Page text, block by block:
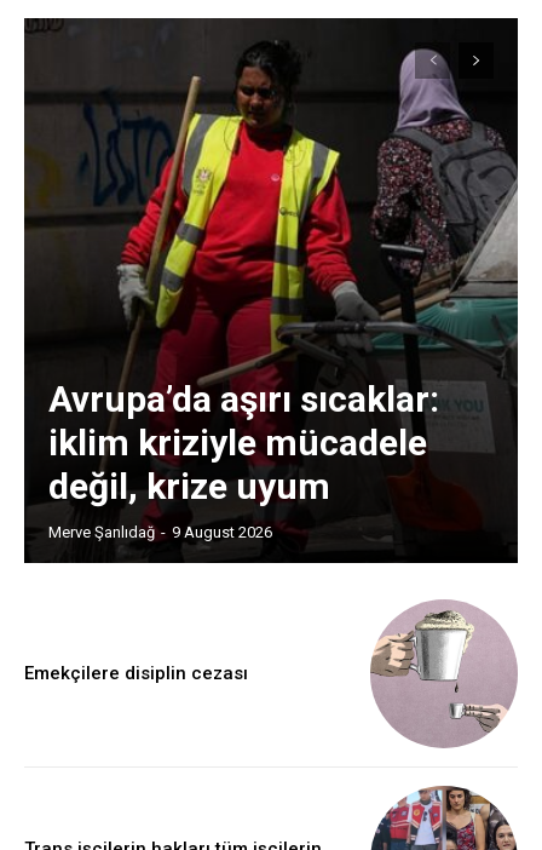
Avrupa’da aşırı sıcaklar:
iklim kriziyle mücadele
değil, krize uyum
Merve Şanlıdağ - 9 August 2026
Emekçilere disiplin cezası